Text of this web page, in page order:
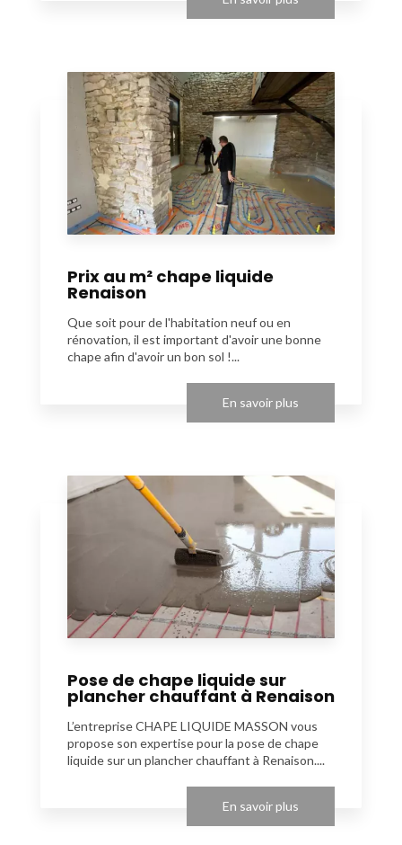
Prix au m² chape liquide
Renaison
Que soit pour de l'habitation neuf ou en
rénovation, il est important d'avoir une bonne
chape afin d'avoir un bon sol !...
En savoir plus
Pose de chape liquide sur
plancher chauffant à Renaison
L’entreprise CHAPE LIQUIDE MASSON vous
propose son expertise pour la pose de chape
liquide sur un plancher chauffant à Renaison....
En savoir plus